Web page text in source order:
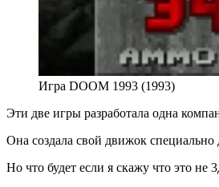
Игра DOOM 1993 (1993)
Эти две игры разработала одна
Она создала свой движок
Но что будет если я скажу что это не